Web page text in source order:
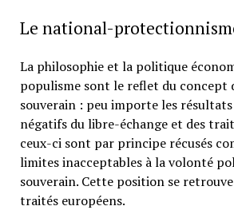
Le national-
La philosophie et la politique
populisme sont le reflet du concept
souverain : peu importe les
négatifs du libre-échange et des
ceux-ci sont par principe récusés
limites inacceptables à la volonté
souverain. Cette position se
traités européens.